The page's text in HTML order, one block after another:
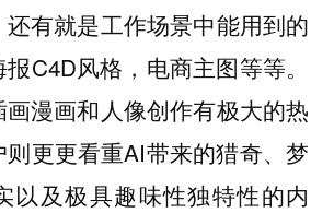
有就是工作场景中能用到的
C4D风格，电商主图等等。
画漫画和人像创作有极大的热
更更看重AI带来的猎奇、梦
以及极具趣味性独特性的内